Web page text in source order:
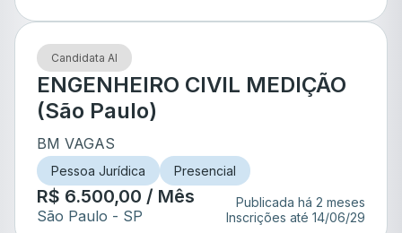
Candidata AI
ENGENHEIRO CIVIL MEDIÇÃO
(São Paulo)
BM VAGAS
Pessoa Jurídica Presencial
R$ 6.500,00 / Mês
São Paulo - SP
Publicada há 2 meses
Inscrições até 14/06/29